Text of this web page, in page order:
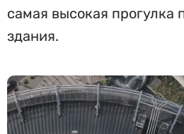
самая высокая прогулка
здания.